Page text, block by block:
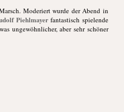
Moderiert wurde der Abend in
Piehlmayerfantastisch spielende
ungewöhnlicher, aber sehr schöner